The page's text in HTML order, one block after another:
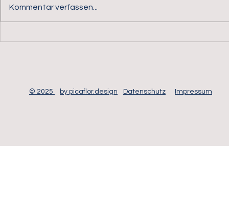
Kommentar verfassen...
© 2025 Datenschutz Impressum
by picaflor.design